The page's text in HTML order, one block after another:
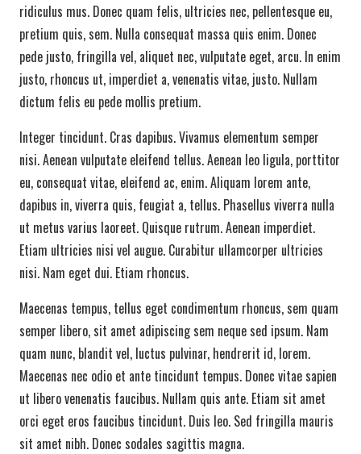
ridiculus mus. Donec quam felis, ultricies nec, pellentesque eu,
pretium quis, sem. Nulla consequat massa quis enim. Donec
pede justo, fringilla vel, aliquet nec, vulputate eget, arcu. In enim
justo, rhoncus ut, imperdiet a, venenatis vitae, justo. Nullam
dictum felis eu pede mollis pretium.
Integer tincidunt. Cras dapibus. Vivamus elementum semper
nisi. Aenean vulputate eleifend tellus. Aenean leo ligula, porttitor
eu, consequat vitae, eleifend ac, enim. Aliquam lorem ante,
dapibus in, viverra quis, feugiat a, tellus. Phasellus viverra nulla
ut metus varius laoreet. Quisque rutrum. Aenean imperdiet.
Etiam ultricies nisi vel augue. Curabitur ullamcorper ultricies
nisi. Nam eget dui. Etiam rhoncus.
Maecenas tempus, tellus eget condimentum rhoncus, sem quam
semper libero, sit amet adipiscing sem neque sed ipsum. Nam
quam nunc, blandit vel, luctus pulvinar, hendrerit id, lorem.
Maecenas nec odio et ante tincidunt tempus. Donec vitae sapien
ut libero venenatis faucibus. Nullam quis ante. Etiam sit amet
orci eget eros faucibus tincidunt. Duis leo. Sed fringilla mauris
sit amet nibh. Donec sodales sagittis magna.